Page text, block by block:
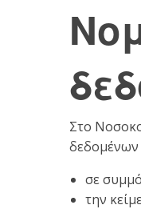
Στο
δεδομένων
σε
την